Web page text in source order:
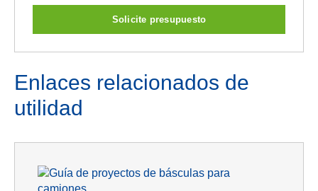
Solicite presupuesto
Enlaces relacionados de
utilidad